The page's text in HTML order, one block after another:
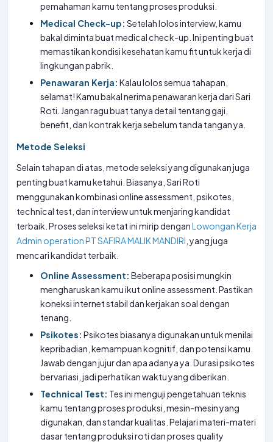
pemahaman kamu tentang proses produksi.
Medical Check-up: Setelah lolos interview, kamu
bakal diminta buat medical check-up. Ini penting buat
memastikan kondisi kesehatan kamu fit untuk kerja di
lingkungan pabrik.
Penawaran Kerja: Kalau lolos semua tahapan,
selamat! Kamu bakal nerima penawaran kerja dari Sari
Roti. Jangan ragu buat tanya detail tentang gaji,
benefit, dan kontrak kerja sebelum tanda tangan ya.
Metode Seleksi
Selain tahapan di atas, metode seleksi yang digunakan juga
penting buat kamu ketahui. Biasanya, Sari Roti
menggunakan kombinasi online assessment, psikotes,
technical test, dan interview untuk menjaring kandidat
terbaik. Proses seleksi ketat ini mirip denganLowongan Kerja
Admin operation PT SAFIRA MALIK MANDIRI , yang juga
mencari kandidat terbaik.
Online Assessment: Beberapa posisi mungkin
mengharuskan kamu ikut online assessment. Pastikan
koneksi internet stabil dan kerjakan soal dengan
tenang.
Psikotes: Psikotes biasanya digunakan untuk menilai
kepribadian, kemampuan kognitif, dan potensi kamu.
Jawab dengan jujur dan apa adanya ya. Durasi psikotes
bervariasi, jadi perhatikan waktu yang diberikan.
Technical Test: Tes ini menguji pengetahuan teknis
kamu tentang proses produksi, mesin-mesin yang
digunakan, dan standar kualitas. Pelajari materi-materi
dasar tentang produksi roti dan proses quality